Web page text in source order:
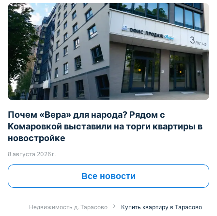
Почем «Вера» для народа? Рядом с
Комаровкой выставили на торги квартиры в
новостройке
8 августа 2026 г.
Все новости
Недвижимость д. Тарасово Купить квартиру в Тарасово